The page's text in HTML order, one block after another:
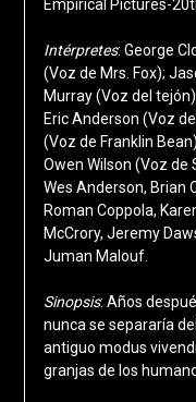
Empirical Pictures-
Intérpretes: George
(Voz de Mrs. Fox);
Murray (Voz del
Eric Anderson (Voz
(Voz de Franklin
Owen Wilson (Voz de
Wes Anderson, Brian
Roman Coppola,
McCrory, Jeremy
Juman Malouf.
Sinopsis: Años
nunca se separaría
antiguo modus
granjas de los